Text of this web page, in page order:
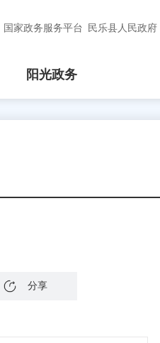
国家政务服务平台 民乐县人民政府
阳光政务
分享